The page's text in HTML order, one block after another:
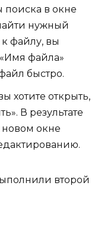
поиска в окне
нужный
файлу, вы
файла»
быстро.
хотите открыть,
В результате
новом окне
второй